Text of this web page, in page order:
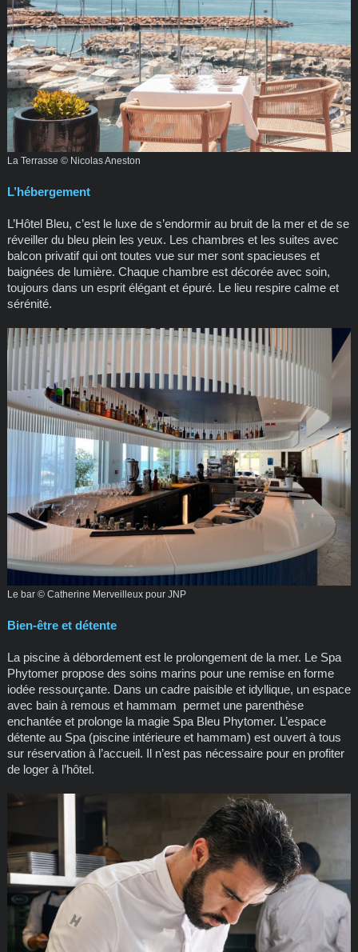
La Terrasse © Nicolas Aneston
L’hébergement
L’Hôtel Bleu, c’est le luxe de s’endormir au bruit de la mer et de se
réveiller du bleu plein les yeux. Les chambres et les suites avec
balcon privatif qui ont toutes vue sur mer sont spacieuses et
baignées de lumière. Chaque chambre est décorée avec soin,
toujours dans un esprit élégant et épuré. Le lieu respire calme et
sérénité.
Le bar © Catherine Merveilleux pour JNP
Bien-être et détente
La piscine à débordement est le prolongement de la mer. Le Spa
Phytomer propose des soins marins pour une remise en forme
iodée ressourçante. Dans un cadre paisible et idyllique, un espace
avec bain à remous et hammam permet une parenthèse
enchantée et prolonge la magie Spa Bleu Phytomer. L’espace
détente au Spa (piscine intérieure et hammam) est ouvert à tous
sur réservation à l’accueil. Il n’est pas nécessaire pour en profiter
de loger à l’hôtel.